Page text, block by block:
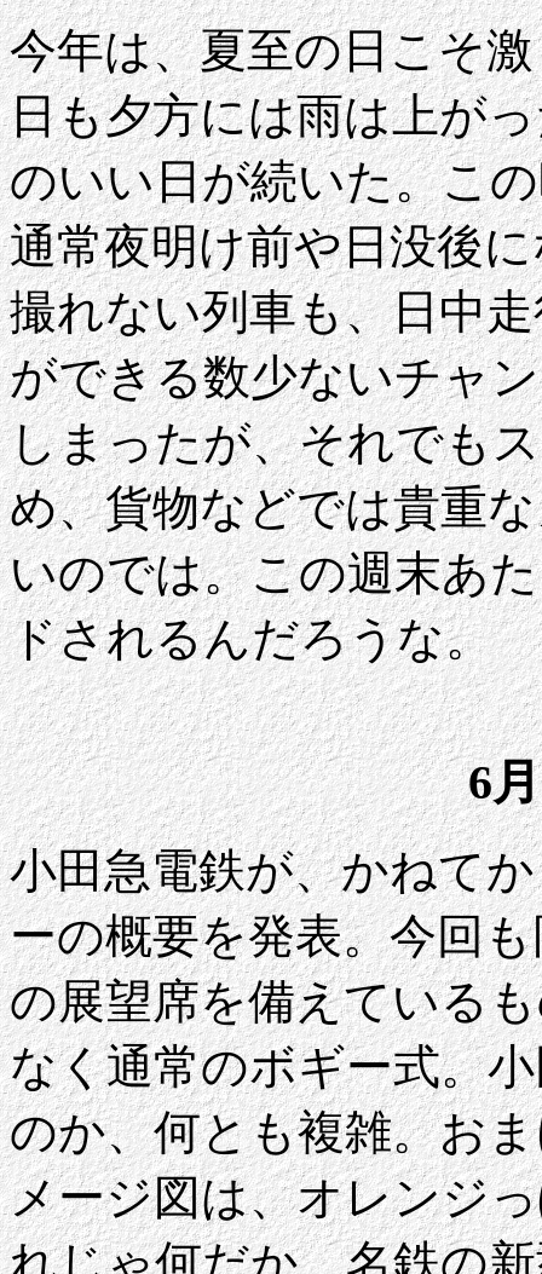
今年は、夏至の日こそ
日も夕方には雨は上が
のいい日が続いた。こ
通常夜明け前や日没後
撮れない列車も、日中
ができる数少ないチャ
しまったが、それでも
め、貨物などでは貴重
いのでは。この週末あ
ドされるんだろうな。
6
小田急電鉄が、かねて
ーの概要を発表。今回
の展望席を備えている
なく通常のボギー式。
のか、何とも複雑。お
メージ図は、オレンジ
れじゃ何だか、名鉄の